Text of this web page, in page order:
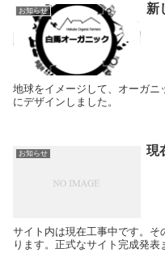
お知らせ 新
地球をイメージして、オーガ
にデザインしました。
お知らせ 現
サイト内は現在工事中です。
ります。正式なサイト完成発表